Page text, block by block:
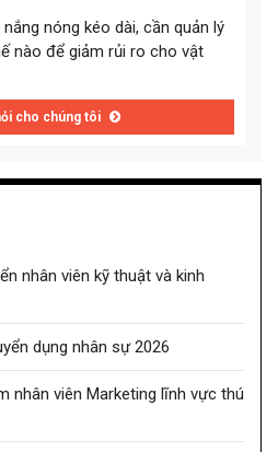
nóng kéo dài, cần quản lý
nào để giảm rủi ro cho vật
cho chúng tôi
nhân viên kỹ thuật và kinh
dụng nhân sự 2026
nhân viên Marketing lĩnh vực thú